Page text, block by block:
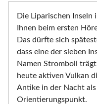
Die Liparischen Inseln
Ihnen beim ersten
Das dürfte sich
dass eine der sieben
Namen Stromboli
heute aktiven Vulkan
Antike in der Nacht
Orientierungspunkt.